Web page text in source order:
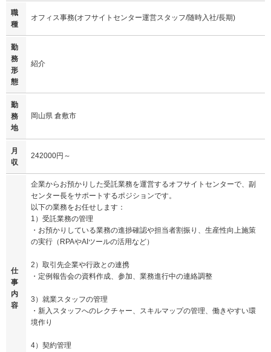
職
種
オフィス事務(オフサイトセンター運営スタッフ/随時入社/長期)
勤
務
形
態
紹介
勤
務
地
岡山県 倉敷市
月
収
242000円～
仕
事
内
容
企業からお預かりした受託業務を運営するオフサイトセンターで、副
センター長をサポートするポジションです。
以下の業務をお任せします：
1）受託業務の管理
・お預かりしている業務の進捗確認や担当者割振り、生産性向上施策
の実行（RPAやAIツールの活用など）
2）取引先企業や行政との連携
・定例報告会の資料作成、参加、業務進行中の連絡調整
3）就業スタッフの管理
・新入スタッフへのレクチャー、スキルマップの管理、働きやすい環
境作り
4）契約管理